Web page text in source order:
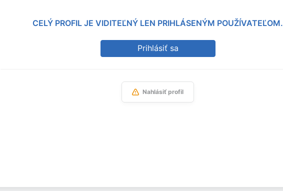
CELÝ PROFIL JE VIDITEĽNÝ LEN PRIHLÁSENÝM POUŽÍVATEĽOM.
Prihlásiť sa
Nahlásiť profil